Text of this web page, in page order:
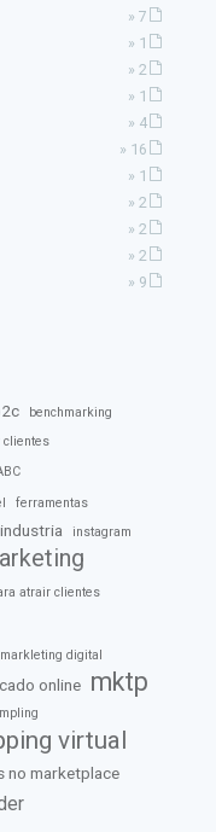
» 7
» 1
» 2
» 1
» 4
» 16
» 1
» 2
» 2
» 2
» 9
benchmarking
clientes
ferramentas
industria
instagram
atrair clientes
markleting digital
online mktp
virtual
no marketplace